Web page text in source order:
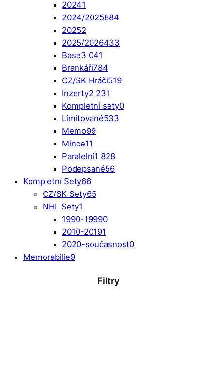
20241
2024/2025884
20252
2025/2026433
Base3 041
Brankáři784
CZ/SK Hráči519
Inzerty2 231
Kompletní sety0
Limitované533
Memo99
Mince11
Paralelní1 828
Podepsané56
Kompletní Sety66
CZ/SK Sety65
NHL Sety1
1990-19990
2010-20191
2020-současnost0
Memorabilie9
Filtry